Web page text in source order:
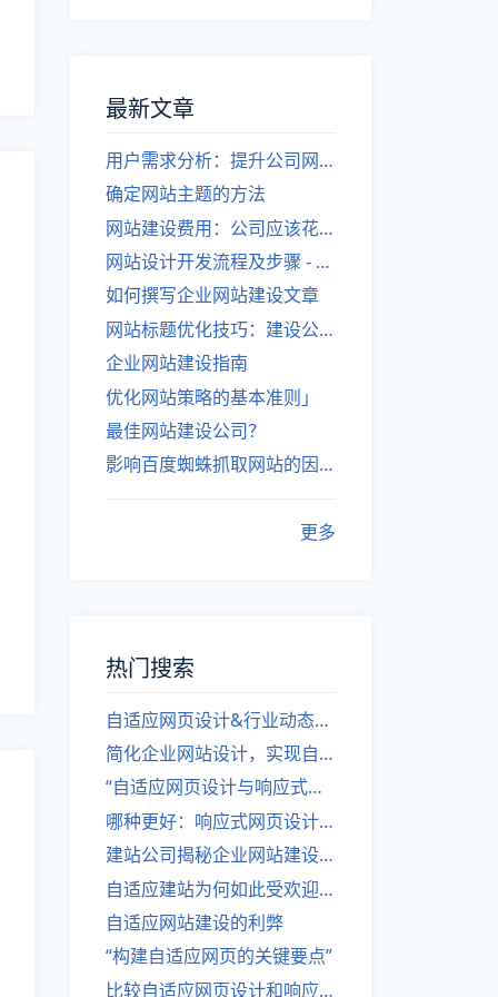
最新文章
用户需求分析：提升公司网站建设效果
确定网站主题的方法
网站建设费用：公司应该花费多少？
网站设计开发流程及步骤 - 优化后的标题
如何撰写企业网站建设文章
网站标题优化技巧：建设公司的专业指导
企业网站建设指南
优化网站策略的基本准则」
最佳网站建设公司？
影响百度蜘蛛抓取网站的因素有哪些？
更多
热门搜索
自适应网页设计&行业动态，关注建站。
简化企业网站设计，实现自适应设计的方法
“自适应网页设计与响应式网站建设的异同”
哪种更好：响应式网页设计还是自适应网站？
建站公司揭秘企业网站建设核心原则
自适应建站为何如此受欢迎？
自适应网站建设的利弊
“构建自适应网页的关键要点”
比较自适应网页设计和响应式网站的差异